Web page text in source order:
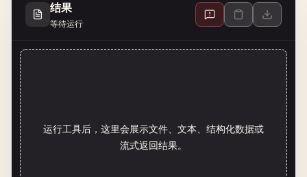
结果
等待运行
运行工具后，这里会展示文件、文本、结构化数据或
流式返回结果。